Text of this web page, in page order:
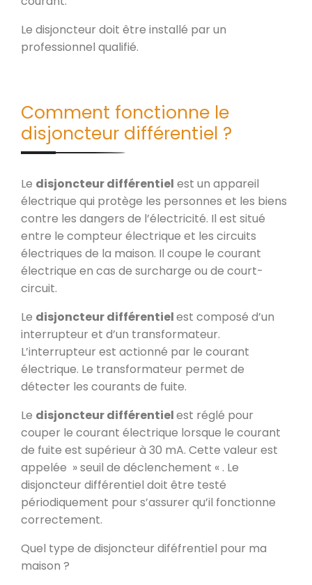
Le disjoncteur doit être installé par un
professionnel qualifié.
Comment fonctionne le
disjoncteur différentiel ?
Le disjoncteur différentiel est un appareil
électrique qui protège les personnes et les biens
contre les dangers de l’électricité. Il est situé
entre le compteur électrique et les circuits
électriques de la maison. Il coupe le courant
électrique en cas de surcharge ou de court-
circuit.
Le disjoncteur différentielest composé d’un
interrupteur et d’un transformateur.
L’interrupteur est actionné par le courant
électrique. Le transformateur permet de
détecter les courants de fuite.
Le disjoncteur différentielest réglé pour
couper le courant électrique lorsque le courant
de fuite est supérieur à 30 mA. Cette valeur est
appelée » seuil de déclenchement « . Le
disjoncteur différentiel doit être testé
périodiquement pour s’assurer qu’il fonctionne
correctement.
Quel type de disjoncteur diféfrentiel pour ma
maison ?